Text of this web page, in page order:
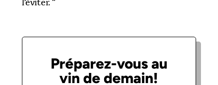
l’éviter. ”
Préparez-vous au
vin de demain!